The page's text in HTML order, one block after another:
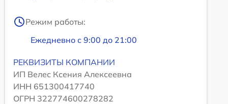
Режим работы:
Ежедневно с 9:00 до 21:00
РЕКВИЗИТЫ КОМПАНИИ
ИП Велес Ксения Алексеевна
ИНН 651300417740
ОГРН 322774600278282